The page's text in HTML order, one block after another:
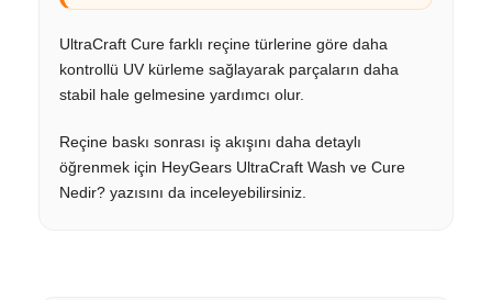
UltraCraft Cure farklı reçine türlerine göre daha
kontrollü UV kürleme sağlayarak parçaların daha
stabil hale gelmesine yardımcı olur.
Reçine baskı sonrası iş akışını daha detaylı
öğrenmek için HeyGears UltraCraft Wash ve Cure
Nedir? yazısını da inceleyebilirsiniz.